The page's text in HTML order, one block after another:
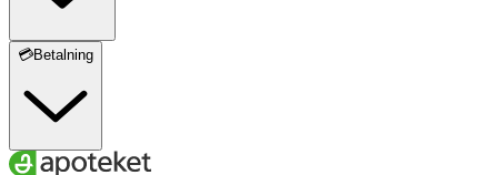
💳Betalning